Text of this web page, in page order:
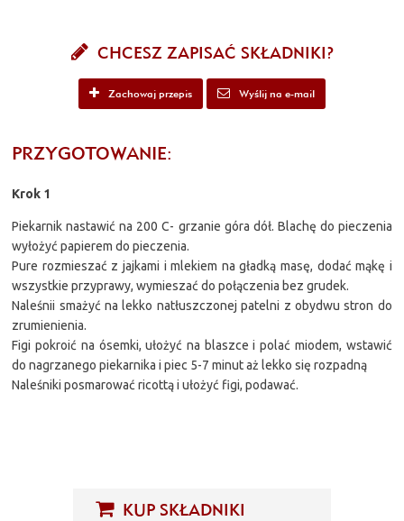
KUP SKŁADNIKI
CHCESZ ZAPISAĆ SKŁADNIKI?
Zachowaj przepis Wyślij na e-mail
PRZYGOTOWANIE:
Krok 1
Piekarnik nastawić na 200 C- grzanie góra dół. Blachę do pieczenia
wyłożyć papierem do pieczenia.
Pure rozmieszać z jajkami i mlekiem na gładką masę, dodać mąkę i
wszystkie przyprawy, wymieszać do połączenia bez grudek.
Naleśnii smażyć na lekko natłuszczonej patelni z obydwu stron do
zrumienienia.
Figi pokroić na ósemki, ułożyć na blaszce i polać miodem, wstawić
do nagrzanego piekarnika i piec 5-7 minut aż lekko się rozpadną
Naleśniki posmarować ricottą i ułożyć figi, podawać.